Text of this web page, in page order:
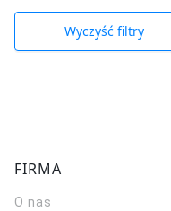
Wyczyść filtry
FIRMA
O nas